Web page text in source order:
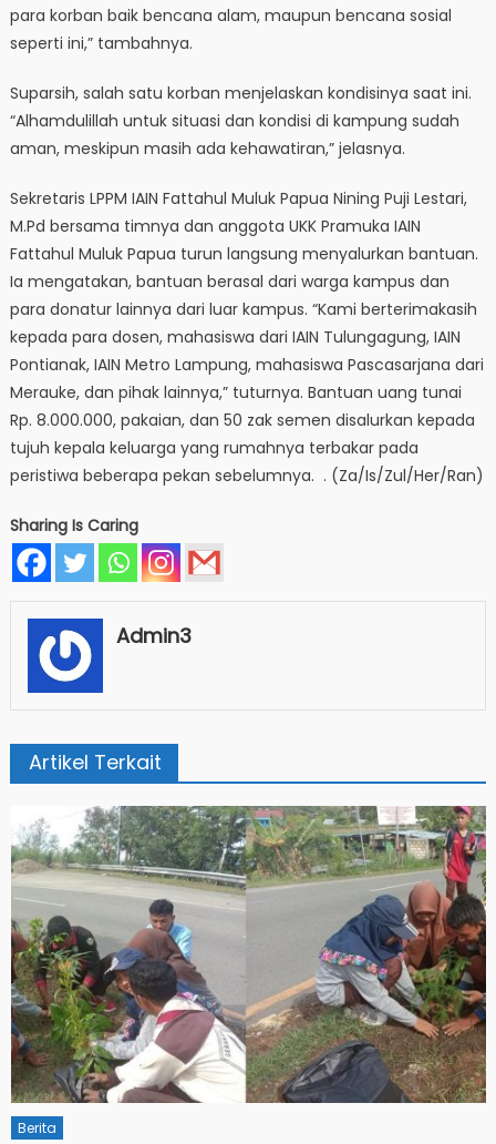
para korban baik bencana alam, maupun bencana sosial
seperti ini,” tambahnya.
Suparsih, salah satu korban menjelaskan kondisinya saat ini.
“Alhamdulillah untuk situasi dan kondisi di kampung sudah
aman, meskipun masih ada kehawatiran,” jelasnya.
Sekretaris LPPM IAIN Fattahul Muluk Papua Nining Puji Lestari,
M.Pd bersama timnya dan anggota UKK Pramuka IAIN
Fattahul Muluk Papua turun langsung menyalurkan bantuan.
Ia mengatakan, bantuan berasal dari warga kampus dan
para donatur lainnya dari luar kampus. “Kami berterimakasih
kepada para dosen, mahasiswa dari IAIN Tulungagung, IAIN
Pontianak, IAIN Metro Lampung, mahasiswa Pascasarjana dari
Merauke, dan pihak lainnya,” tuturnya. Bantuan uang tunai
Rp. 8.000.000, pakaian, dan 50 zak semen disalurkan kepada
tujuh kepala keluarga yang rumahnya terbakar pada
peristiwa beberapa pekan sebelumnya. . (Za/Is/Zul/Her/Ran)
Sharing Is Caring
Admin3
Artikel Terkait
Berita